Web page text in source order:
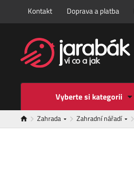
Kontakt Doprava a platba
Vyberte si kategorii
Zahrada Zahradní nářadí